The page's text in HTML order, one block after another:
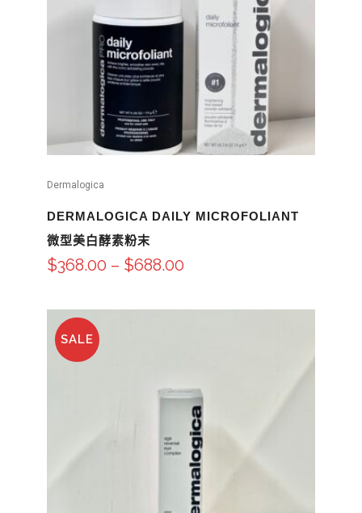
Dermalogica
DERMALOGICA DAILY MICROFOLIANT
微型美白酵素粉末
$368.00 – $688.00
SALE